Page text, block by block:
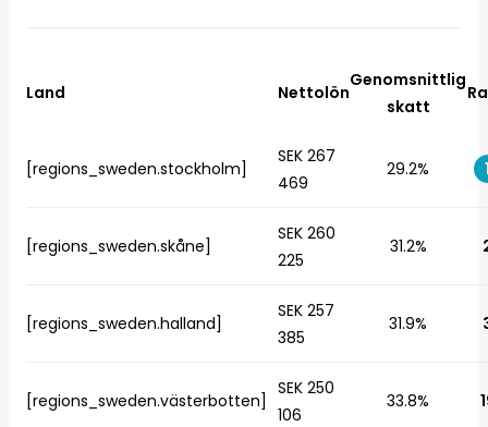
Land Nettolön
Genomsnittlig
skatt
[regions_sweden.stockholm]
SEK 267
469
29.2%
[regions_sweden.skåne]
SEK 260
225
31.2%
[regions_sweden.halland]
SEK 257
385
31.9%
[regions_sweden.västerbotten]
SEK 250
106
33.8%